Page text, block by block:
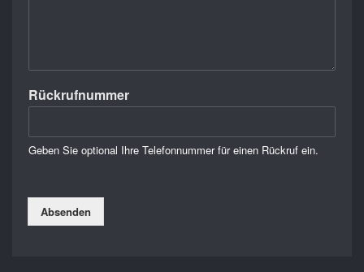
Rückrufnummer
Geben Sie optional Ihre Telefonnummer für einen Rückruf ein.
Absenden